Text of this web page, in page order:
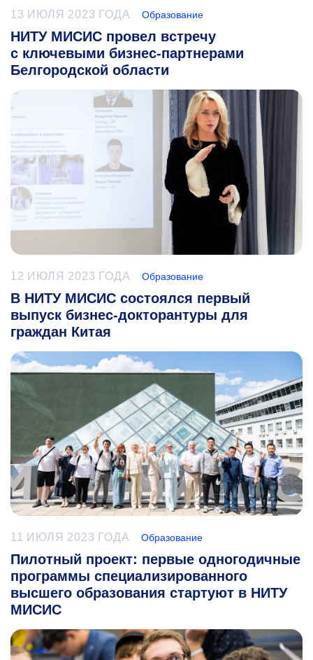
13 ИЮЛЯ 2023 ГОДА Образование
НИТУ МИСИС провел встречу
с ключевыми бизнес-партнерами
Белгородской области
12 ИЮЛЯ 2023 ГОДА Образование
В НИТУ МИСИС состоялся первый
выпуск бизнес-докторантуры для
граждан Китая
11 ИЮЛЯ 2023 ГОДА Образование
Пилотный проект: первые одногодичные
программы специализированного
высшего образования стартуют в НИТУ
МИСИС